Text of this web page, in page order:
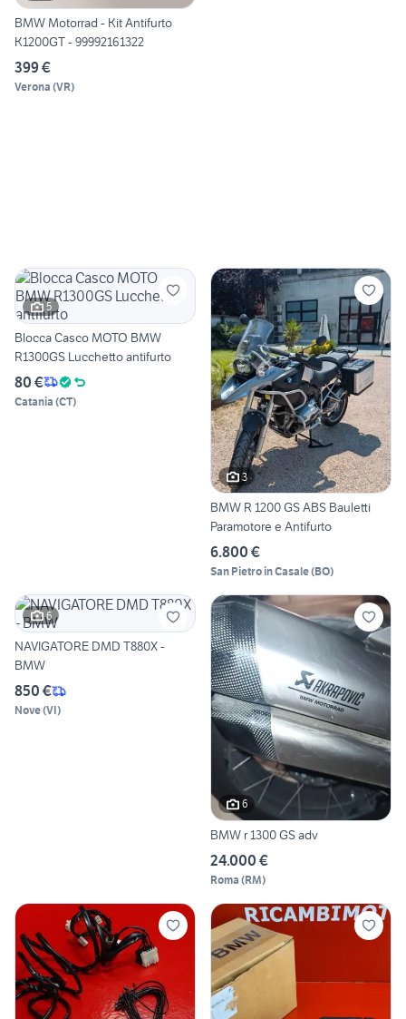
BMW Motorrad - Kit Antifurto
K1200GT - 99992161322
399 €
Verona (VR)
5
Blocca Casco MOTO BMW
R1300GS Lucchetto antifurto
80 €
Catania (CT)
3
BMW R 1200 GS ABS Bauletti
Paramotore e Antifurto
6.800 €
San Pietro in Casale(BO)
6
NAVIGATORE DMD T880X -
BMW
850 €
Nove(VI)
6
BMW r 1300 GS adv
24.000 €
Roma (RM)